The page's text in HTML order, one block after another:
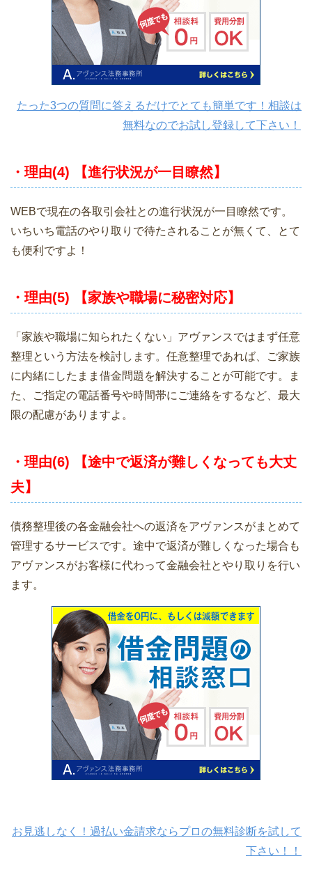
たった3つの質問に答えるだけでとても簡単です！相談は
無料なのでお試し登録して下さい！
・理由(4) 【進行状況が一目瞭然】
WEBで現在の各取引会社との進行状況が一目瞭然です。
いちいち電話のやり取りで待たされることが無くて、とて
も便利ですよ！
・理由(5) 【家族や職場に秘密対応】
「家族や職場に知られたくない」アヴァンスではまず任意
整理という方法を検討します。任意整理であれば、ご家族
に内緒にしたまま借金問題を解決することが可能です。ま
た、ご指定の電話番号や時間帯にご連絡をするなど、最大
限の配慮がありますよ。
・理由(6) 【途中で返済が難しくなっても大丈
夫】
債務整理後の各金融会社への返済をアヴァンスがまとめて
管理するサービスです。途中で返済が難しくなった場合も
アヴァンスがお客様に代わって金融会社とやり取りを行い
ます。
お見逃しなく！過払い金請求ならプロの無料診断を試して
下さい！！